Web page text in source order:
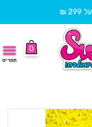
₪
0
תפריט